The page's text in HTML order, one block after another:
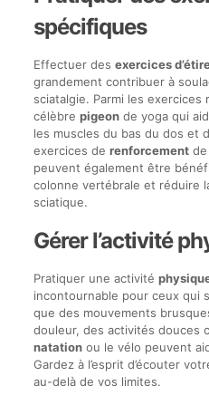
spécifiques
Effectuer des exercices
grandement contribuer à
sciatalgie. Parmi les
célèbre pigeonde yoga qui
les muscles du bas du dos et
exercices de renforcementde
peuvent également être
colonne vertébrale et réduire
sciatique.
Gérer l’activité
Pratiquer une activité
incontournable pour ceux qui
que des mouvements
douleur, des activités douces
natationou le vélo peuvent
Gardez à l’esprit d’écouter
au-delà de vos limites.